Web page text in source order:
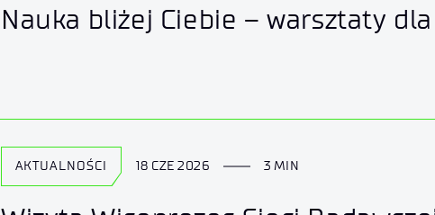
Nauka bliżej Ciebie – warsztaty
AKTUALNOŚCI 18 CZE 2026 3 MIN